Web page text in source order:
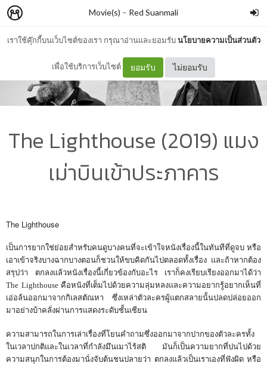
เราใช้คุ๊กกี้บนเว็บไซต์ของเรา กรุณาอ่านและยอมรับนโยบายความเป็นส่วนตัว
เพื่อใช้บริการเว็บไซต์ ยอมรับ ไม่ยอมรับ
Movie(s) – Red Suanmali
The Lighthouse (2019) แมง
เม่าบินเข้าประภาคาร
The Lighthouse
เป็นการยากใช่ย่อยสำหรับคนดูบางคนที่จะเข้าใจหนังเรื่องนี้ในทันทีที่ดูจบ หรือ
เอาเข้าจริงบางฉากบางตอนก็ชวนให้ขบคิดกันไปตลอดทั้งเรื่อง และถ้าหากต้อง
สรุปว่า ตกลงแล้วหนังเรื่องนี้เกี่ยวข้องกับอะไร เราก็คงเรียบเรียงออกมาได้ว่า
The Lighthouse คือหนังที่เต็มไปด้วยความลุ่มหลงและความอยากรู้อยากเห็นที่
เอ่อล้นออกมาจากกิเลสตัณหา ซึ่งเหล่าตัวละครผู้แตกสลายนั้นปลดปล่อยออก
มาอย่างบ้าคลั่งผ่านการแสดงระดับชั้นเซียน
ความสามารถในการเล่าเรื่องที่โยนคำถามซึ่งออกมาจากปากของตัวละครทั้ง
ในเวลาปกติและในเวลาที่กำลังมึนเมาไร้สติ มันก็เป็นความยากที่ปนไปด้วย
ความสนุกในการต้องมานั่งจับต้นชนปลายว่า ตกลงแล้วเป็นเราเองที่ฟังผิด หรือ